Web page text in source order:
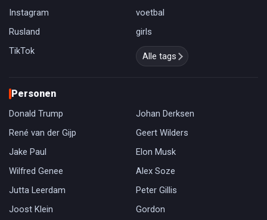
Instagram
voetbal
Rusland
girls
TikTok
Alle tags
Personen
Donald Trump
Johan Derksen
René van der Gijp
Geert Wilders
Jake Paul
Elon Musk
Wilfred Genee
Alex Soze
Jutta Leerdam
Peter Gillis
Joost Klein
Gordon